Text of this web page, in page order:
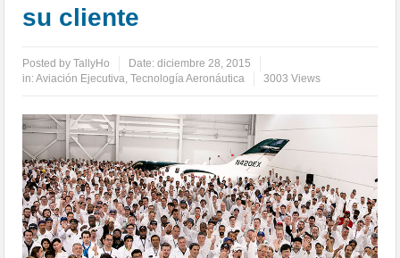
su cliente
Posted byTallyHo Date:diciembre 28, 2015
in:Aviación Ejecutiva,Tecnología Aeronáutica 3003 Views